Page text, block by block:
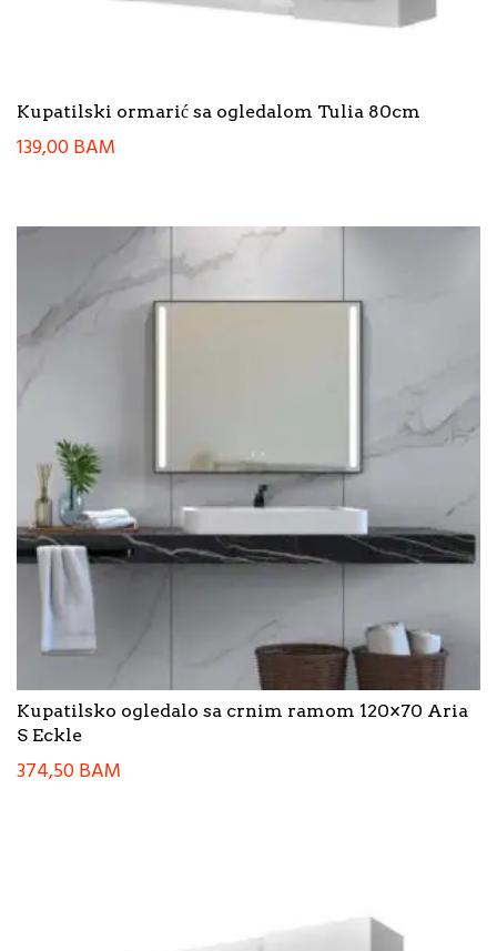
Kupatilski ormarić sa ogledalom Tulia 80cm
139,00BAM
Kupatilsko ogledalo sa crnim ramom 120×70 Aria
S Eckle
374,50BAM